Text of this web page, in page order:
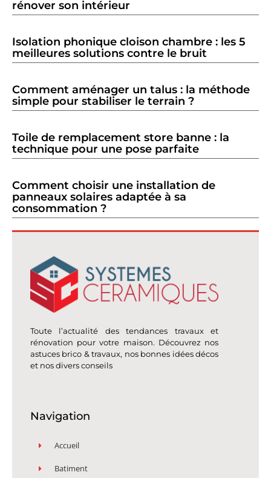
rénover son intérieur
Isolation phonique cloison chambre : les 5
meilleures solutions contre le bruit
Comment aménager un talus : la méthode
simple pour stabiliser le terrain ?
Toile de remplacement store banne : la
technique pour une pose parfaite
Comment choisir une installation de
panneaux solaires adaptée à sa
consommation ?
Toute l’actualité des tendances travaux et
rénovation pour votre maison. Découvrez nos
astuces brico & travaux, nos bonnes idées décos
et nos divers conseils
Navigation
Accueil
Batiment